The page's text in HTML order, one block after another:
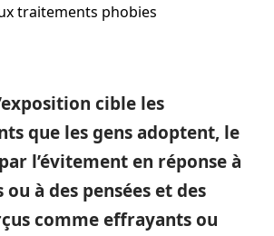
traitements phobies
cible les
que les gens adoptent, le
l’évitement en réponse à
à des pensées et des
comme effrayants ou